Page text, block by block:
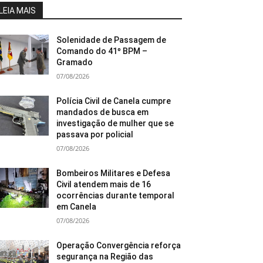
MAIS
Solenidade de Passagem de
Comando do 41º BPM –
Gramado
07/08/2026
Polícia Civil de Canela cumpre
mandados de busca em
investigação de mulher que se
passava por policial
07/08/2026
Bombeiros Militares e Defesa
Civil atendem mais de 16
ocorrências durante temporal
em Canela
07/08/2026
Operação Convergência reforça
segurança na Região das